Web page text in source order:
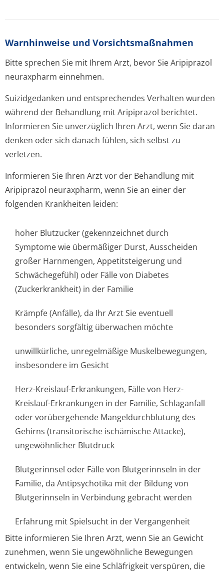
Warnhinweise und Vorsichtsmaßnahmen
Bitte sprechen Sie mit Ihrem Arzt, bevor Sie Aripiprazol
neuraxpharm einnehmen.
Suizidgedanken und entsprechendes Verhalten wurden
während der Behandlung mit Aripiprazol berichtet.
Informieren Sie unverzüglich Ihren Arzt, wenn Sie daran
denken oder sich danach fühlen, sich selbst zu
verletzen.
Informieren Sie Ihren Arzt vor der Behandlung mit
Aripiprazol neuraxpharm, wenn Sie an einer der
folgenden Krankheiten leiden:
hoher Blutzucker (gekennzeichnet durch
Symptome wie übermäßiger Durst, Ausscheiden
großer Harnmengen, Appetitsteigerung und
Schwächegefühl) oder Fälle von Diabetes
(Zuckerkrankheit) in der Familie
Krämpfe (Anfälle), da Ihr Arzt Sie eventuell
besonders sorgfältig überwachen möchte
unwillkürliche, unregelmäßige Muskelbewegungen,
insbesondere im Gesicht
Herz-Kreislauf-Erkrankungen, Fälle von Herz-
Kreislauf-Erkrankungen in der Familie, Schlaganfall
oder vorübergehende Mangeldurchblutung des
Gehirns (transitorische ischämische Attacke),
ungewöhnlicher Blutdruck
Blutgerinnsel oder Fälle von Blutgerinnseln in der
Familie, da Antipsychotika mit der Bildung von
Blutgerinnseln in Verbindung gebracht werden
Erfahrung mit Spielsucht in der Vergangenheit
Bitte informieren Sie Ihren Arzt, wenn Sie an Gewicht
zunehmen, wenn Sie ungewöhnliche Bewegungen
entwickeln, wenn Sie eine Schläfrigkeit verspüren, die